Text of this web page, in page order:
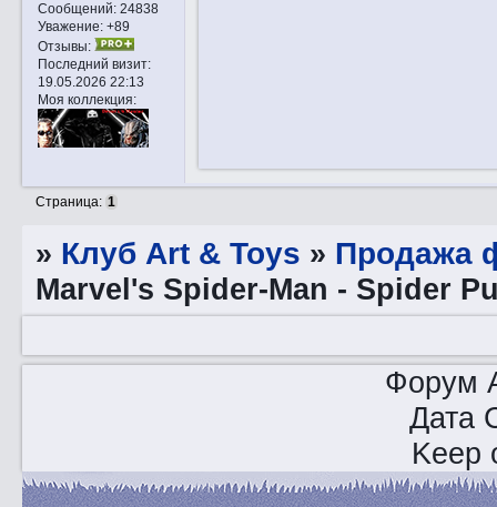
Сообщений:24838
Уважение: +89
Отзывы:
Последний визит:
19.05.2026 22:13
Моя коллекция:
Страница: 1
» Клуб Art & Toys » Продажа
Marvel's Spider-Man - Spider
Форум
Дата
Keep